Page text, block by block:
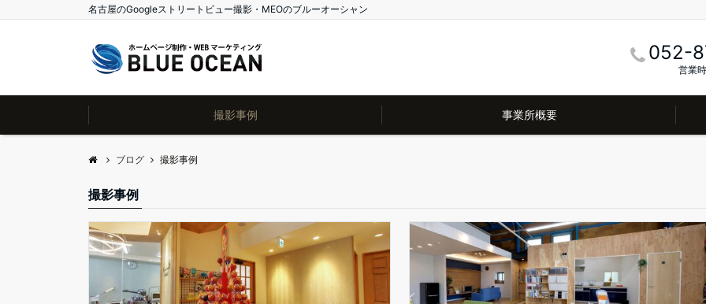
名古屋のGoogleストリートビュー撮影・MEOのブルーオーシャン
052-
営業
撮影事例 事業所概要
ブログ 撮影事例
撮影事例